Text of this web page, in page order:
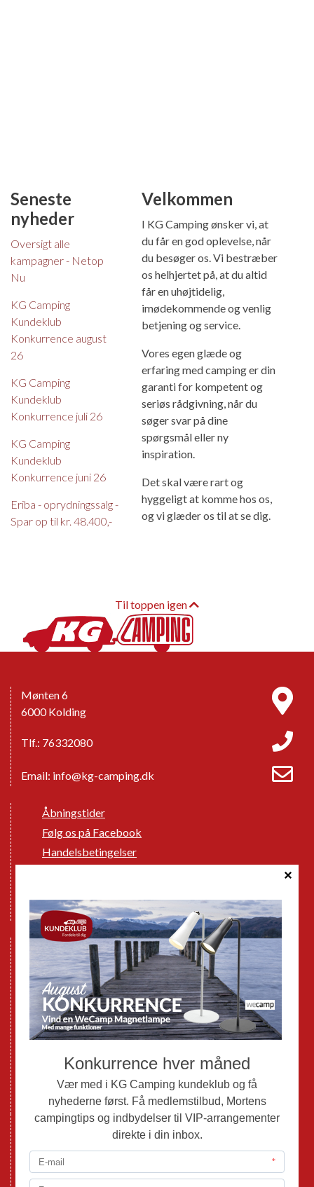
Seneste
nyheder
Oversigt alle
kampagner - Netop
Nu
KG Camping
Kundeklub
Konkurrence august
26
KG Camping
Kundeklub
Konkurrence juli 26
KG Camping
Kundeklub
Konkurrence juni 26
Eriba - oprydningssalg -
Spar op til kr. 48.400,-
Velkommen
I KG Camping ønsker vi, at
du får en god oplevelse, når
du besøger os. Vi bestræber
os helhjertet på, at du altid
får en uhøjtidelig,
imødekommende og venlig
betjening og service.
Vores egen glæde og
erfaring med camping er din
garanti for kompetent og
seriøs rådgivning, når du
søger svar på dine
spørgsmål eller ny
inspiration.
Det skal være rart og
hyggeligt at komme hos os,
og vi glæder os til at se dig.
Til toppen igen
Mønten 6
6000 Kolding
Tlf.: 76332080
Email: info@kg-camping.dk
Åbningstider
Følg os på Facebook
Handelsbetingelser
GPDR - Optagelse af foto og video
Nye Campingvogne
Nye Autocampere og Vans
Brugte Campingvogne
Brugte Autocampere og Vans
Webshop
Mortens Campingtips
KG Camping Kundeklub
Nyheder
Adria
Adria Autocampere
Eriba